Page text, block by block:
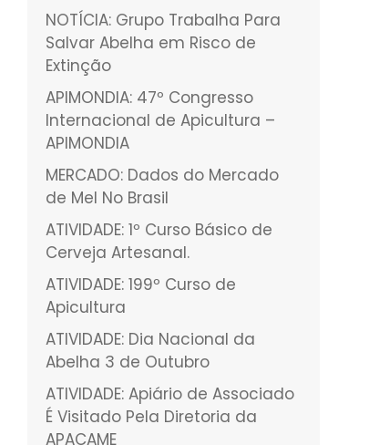
NOTÍCIA: Grupo Trabalha Para
Salvar Abelha em Risco de
Extinção
APIMONDIA: 47º Congresso
Internacional de Apicultura –
APIMONDIA
MERCADO: Dados do Mercado
de Mel No Brasil
ATIVIDADE: 1º Curso Básico de
Cerveja Artesanal.
ATIVIDADE: 199º Curso de
Apicultura
ATIVIDADE: Dia Nacional da
Abelha 3 de Outubro
ATIVIDADE: Apiário de Associado
É Visitado Pela Diretoria da
APACAME